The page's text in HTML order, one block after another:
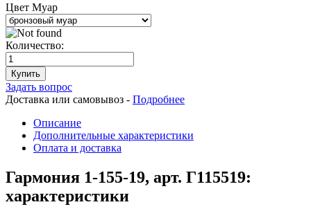
Цвет Муар
Количество:
Купить
Задать вопрос
Доставка или самовывоз - Подробнее
Описание
Дополнительные характеристики
Оплата и доставка
Гармония 1-155-19, арт. Г115519:
характеристики